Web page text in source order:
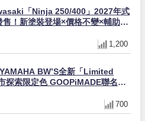
「Ninja 250/400」2027年式
！新塗裝登場×價格不變×輔助滑
1,200
BW’S全新「Limited
探索限定色 GOOPiMADE聯名包
700